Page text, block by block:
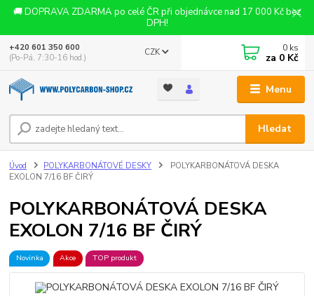
🚚 DOPRAVA ZDARMA po celé ČR při objednávce nad 17 000 Kč bez
DPH!
Menu
CZK
Hledat
+420 601 350 600
(Po-Pá, 7:30-16 hod.)
0 ks
za 0 Kč
Úvod POLYKARBONÁTOVÉ DESKY
POLYKARBONÁTOVÁ DESKA
EXOLON 7/16 BF ČIRÝ
POLYKARBONÁTOVÁ DESKA
EXOLON 7/16 BF ČIRÝ
Novinka Akce TOP produkt